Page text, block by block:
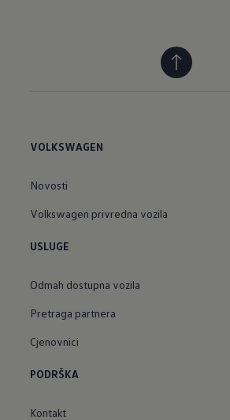
VOLKSWAGEN
Novosti
Volkswagen privredna vozila
USLUGE
Odmah dostupna vozila
Pretraga partnera
Cjenovnici
PODRŠKA
Kontakt